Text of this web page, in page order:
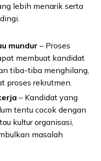
lebih menarik serta
mundur – Proses
membuat kandidat
tiba-tiba menghilang,
proses rekrutmen.
– Kandidat yang
tentu cocok dengan
kultur organisasi,
masalah